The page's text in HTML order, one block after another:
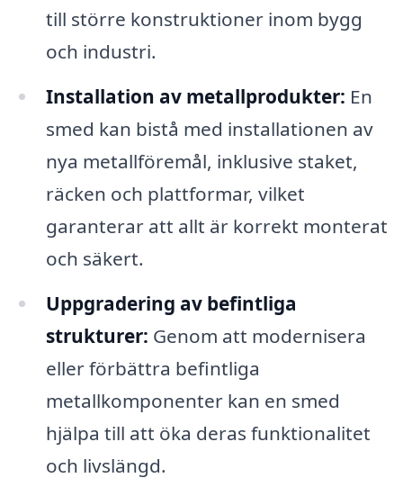
till större konstruktioner inom bygg
och industri.
Installation av metallprodukter: En
smed kan bistå med installationen av
nya metallföremål, inklusive staket,
räcken och plattformar, vilket
garanterar att allt är korrekt monterat
och säkert.
Uppgradering av befintliga
strukturer: Genom att modernisera
eller förbättra befintliga
metallkomponenter kan en smed
hjälpa till att öka deras funktionalitet
och livslängd.